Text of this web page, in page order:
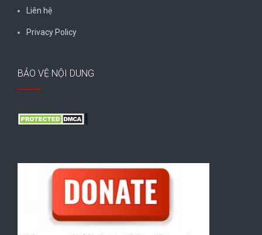
Liên hệ
Privacy Policy
BẢO VỆ NỘI DUNG